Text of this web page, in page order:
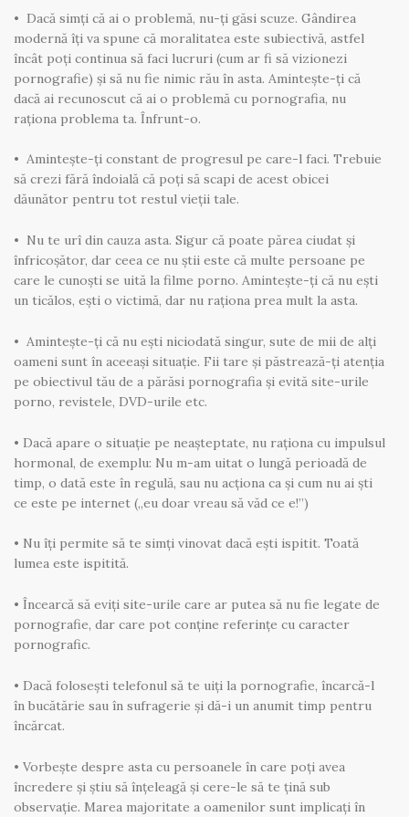
• Dacă simți că ai o problemă, nu-ți găsi scuze. Gândirea
modernă îți va spune că moralitatea este subiectivă, astfel
încât poți continua să faci lucruri (cum ar fi să vizionezi
pornografie) și să nu fie nimic rău în asta. Amintește-ți că
dacă ai recunoscut că ai o problemă cu pornografia, nu
raționa problema ta. Înfrunt-o.
• Amintește-ți constant de progresul pe care-l faci. Trebuie
să crezi fără îndoială că poți să scapi de acest obicei
dăunător pentru tot restul vieții tale.
• Nu te urî din cauza asta. Sigur că poate părea ciudat și
înfricoșător, dar ceea ce nu știi este că multe persoane pe
care le cunoști se uită la filme porno. Amintește-ți că nu ești
un ticălos, ești o victimă, dar nu raționa prea mult la asta.
• Amintește-ți că nu ești niciodată singur, sute de mii de alți
oameni sunt în aceeași situație. Fii tare și păstrează-ți atenția
pe obiectivul tău de a părăsi pornografia și evită site-urile
porno, revistele, DVD-urile etc.
• Dacă apare o situație pe neașteptate, nu raționa cu impulsul
hormonal, de exemplu: Nu m-am uitat o lungă perioadă de
timp, o dată este în regulă, sau nu acționa ca și cum nu ai ști
ce este pe internet („eu doar vreau să văd ce e!”)
• Nu îți permite să te simți vinovat dacă ești ispitit. Toată
lumea este ispitită.
• Încearcă să eviți site-urile care ar putea să nu fie legate de
pornografie, dar care pot conține referințe cu caracter
pornografic.
• Dacă folosești telefonul să te uiți la pornografie, încarcă-l
în bucătărie sau în sufragerie și dă-i un anumit timp pentru
încărcat.
• Vorbește despre asta cu persoanele în care poți avea
încredere și știu să înțeleagă și cere-le să te țină sub
observație. Marea majoritate a oamenilor sunt implicați în